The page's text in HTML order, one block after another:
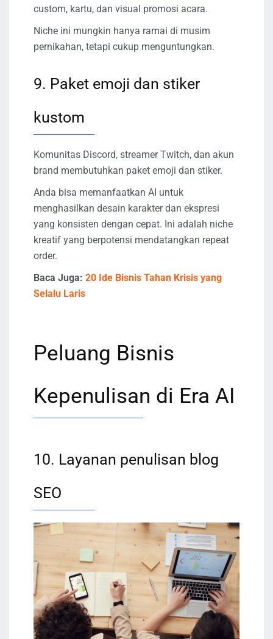
custom, kartu, dan visual promosi acara.
Niche ini mungkin hanya ramai di musim
pernikahan, tetapi cukup menguntungkan.
9. Paket emoji dan stiker
kustom
Komunitas Discord, streamer Twitch, dan akun
brand membutuhkan paket emoji dan stiker.
Anda bisa memanfaatkan AI untuk
menghasilkan desain karakter dan ekspresi
yang konsisten dengan cepat. Ini adalah niche
kreatif yang berpotensi mendatangkan repeat
order.
Baca Juga: 20 Ide Bisnis Tahan Krisis yang
Selalu Laris
Peluang Bisnis
Kepenulisan di Era AI
10. Layanan penulisan blog
SEO